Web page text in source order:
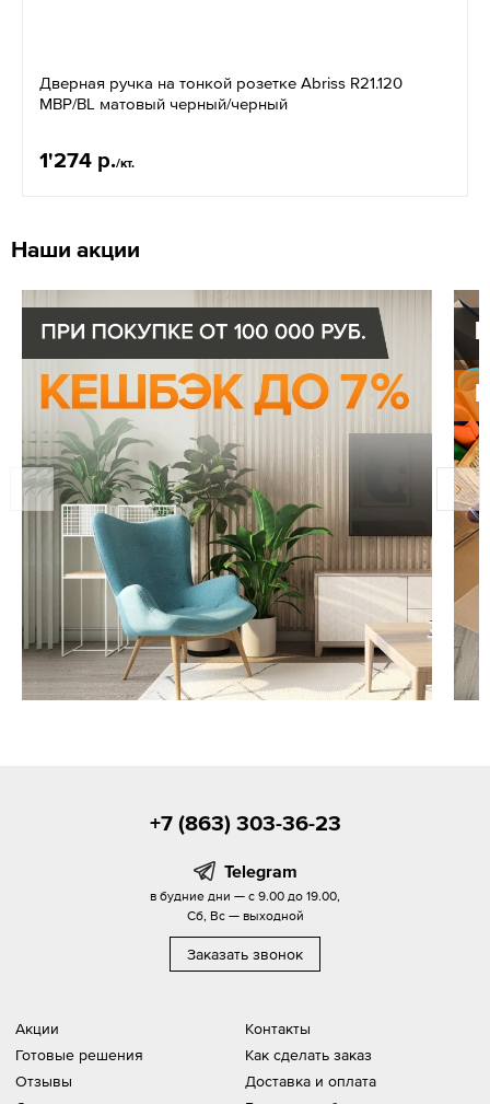
Дверная ручка на тонкой розетке Abriss R21.120
MBP/BL матовый черный/черный
1'274 р./кт.
Наши акции
Акции
Готовые решения
Отзывы
Контакты
Как сделать заказ
Доставка и оплата
+7 (863) 303-36-23
Telegram
в будние дни — с 9.00 до 19.00,
Сб, Вс — выходной
Заказать звонок